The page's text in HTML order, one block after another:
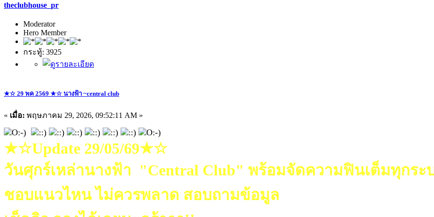
theclubhouse_pr
Moderator
Hero Member
กระทู้: 3925
★☆ 29 พค 2569 ★☆ นางฟ้า ~central club
« เมื่อ: พฤษภาคม 29, 2026, 09:52:11 AM »
★☆Update 29/05/69★☆
วันศุกร์เหล่านางฟ้า "Central Club" พร้อมจัดความฟินเต็มทุกระ
ชอบแนวไหน ไม่ควรพลาด สอบถามข้อมูล